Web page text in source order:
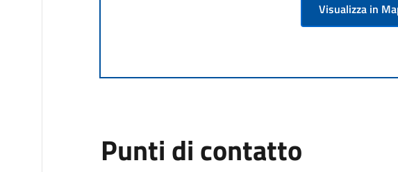
Visualizza in
Punti di contatto